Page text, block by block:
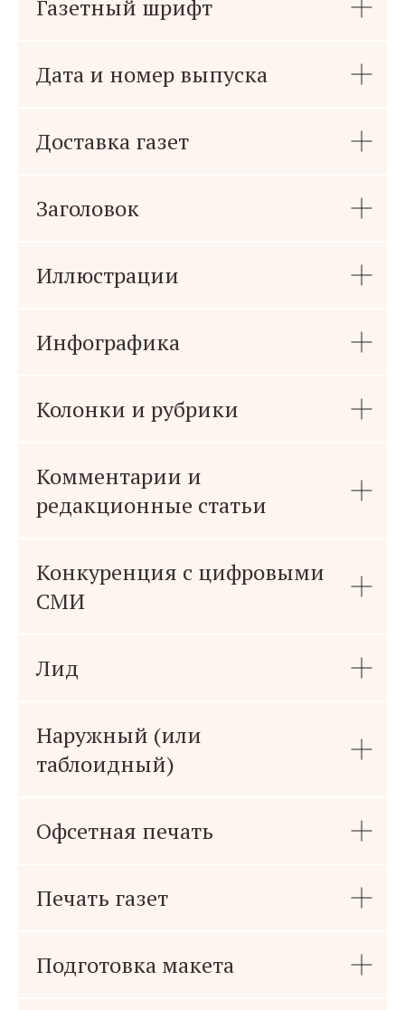
Газетный шрифт
Дата и номер выпуска
Доставка газет
Заголовок
Иллюстрации
Инфографика
Колонки и рубрики
Комментарии и
редакционные статьи
Конкуренция с цифровыми
СМИ
Лид
Наружный (или
таблоидный)
Офсетная печать
Печать газет
Подготовка макета